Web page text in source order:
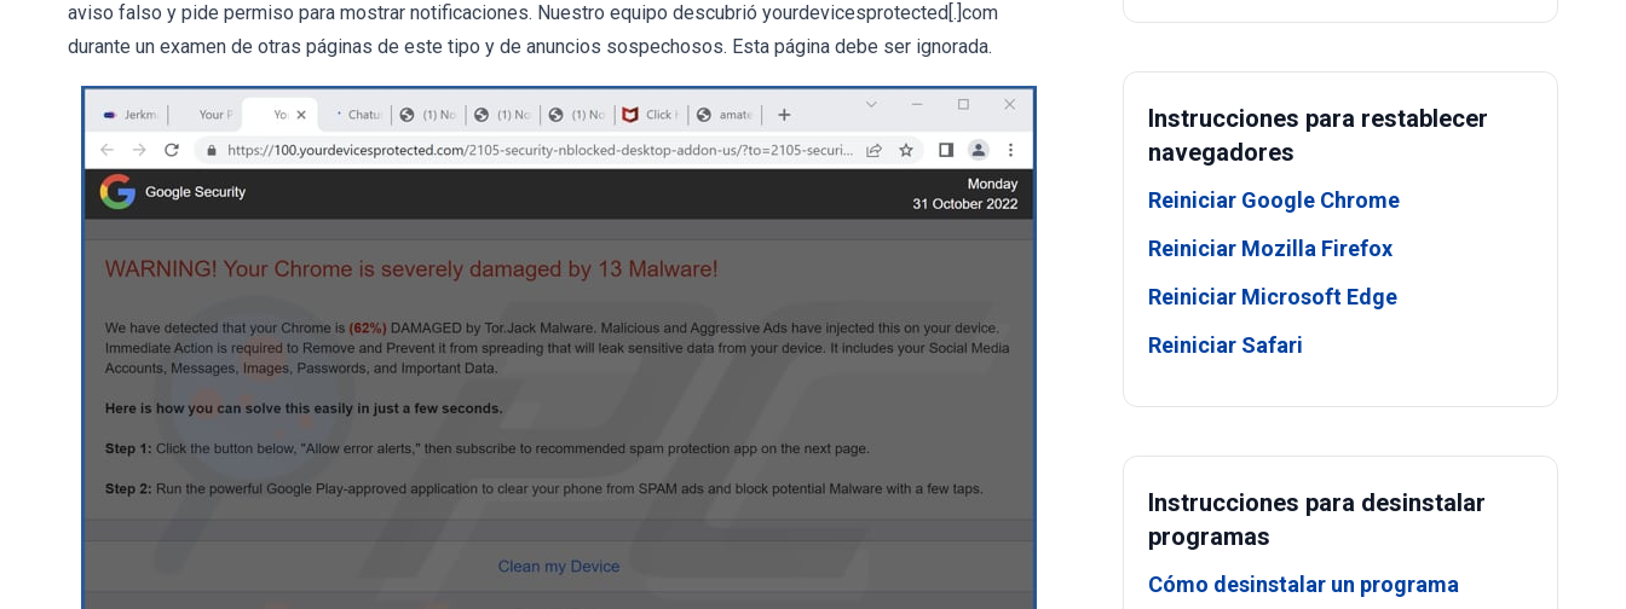
aviso falso y pide permiso para mostrar notificaciones. Nuestro equipo descubrió yourdevicesprotected[.]com
durante un examen de otras páginas de este tipo y de anuncios sospechosos. Esta página debe ser ignorada.
Instrucciones para restablecer
navegadores
Reiniciar Google Chrome
Reiniciar Mozilla Firefox
Reiniciar Microsoft Edge
Reiniciar Safari
Instrucciones para desinstalar
programas
Cómo desinstalar un programa